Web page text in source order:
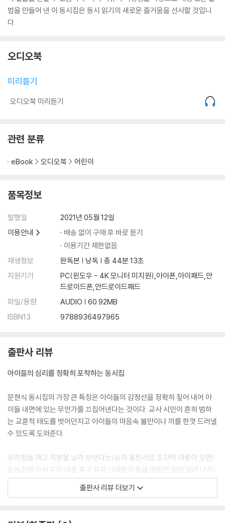
법을 만들어 낸 이 동시집은 동시 읽기의 새로운 즐거움을 선사할 것입니
다.
오디오북
미리듣기
오디오북 미리듣기
관련 분류
eBook 오디오북 어린이
품목정보
발행일
2021년 05월 12일
이용안내
배송 없이 구매 후 바로 듣기
이용기간 제한없음
재생정보
완독본 | 낭독 | 총 44분 13초
지원기기
PC(윈도우 - 4K 모니터 미지원),아이폰,아이패드,안
드로이드폰,안드로이드패드
파일/용량
AUDIO | 60.92MB
ISBN13
9788936497965
출판사 리뷰
아이들의 심리를 정확히 포착하는 동시집
문현식 동시집의 가장 큰 특징은 아이들의 감정선을 정확히 짚어 내어 아
이들 내면에 있는 무언가를 끄집어낸다는 것이다. 교사 시인이 흔히 범하
는 교훈적 태도를 벗어던지고 아이들의 마음속 불만이나 끼를 한껏 드러낼
수 있도록 도와준다.
유리창을 깨고 지붕을 날려 보낸다는/슈퍼 울트라급 초강력 태풍이 오면/
운동장에 가서 우리 태풍 축구 하자.//태풍이 등을 떠밀면 씽씽 달려 나가/
축구공을 뻥 차서 태풍에 태워/그물 찢어지는 강슛 때리고 오자.
출판사 리뷰 더보기